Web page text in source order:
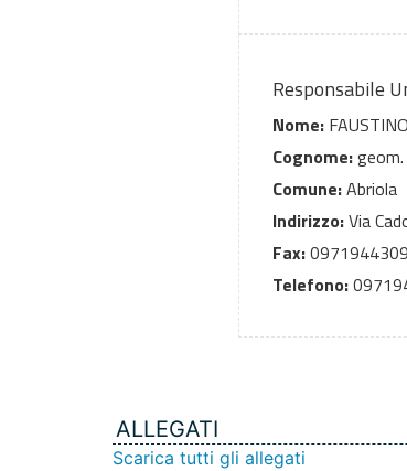
Responsabile
Nome: FAUSTINO
Cognome:
Comune:Abriola
Indirizzo:Via
Fax:0971944309
Telefono:
ALLEGATI
Scarica tutti gli allegati